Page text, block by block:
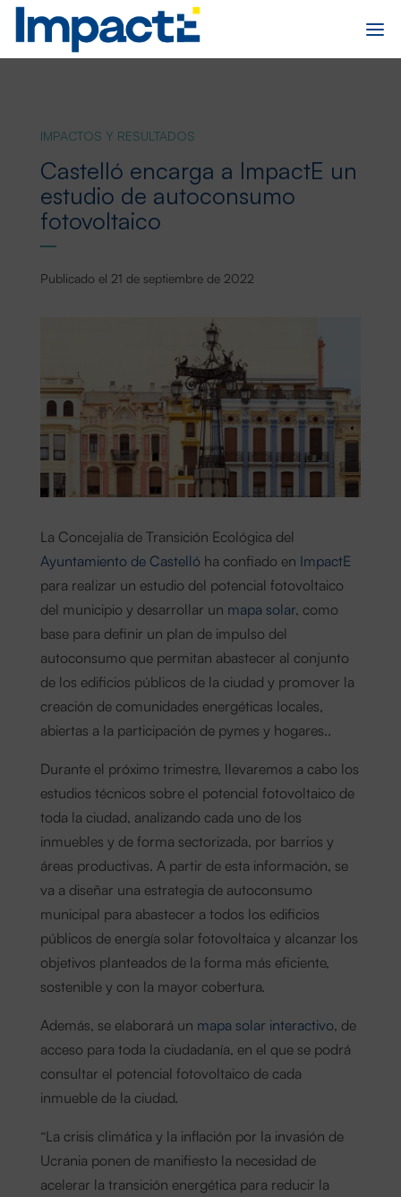
IMPACTOS Y RESULTADOS
Castelló encarga a ImpactE un
estudio de autoconsumo
fotovoltaico
Publicado el 21 de septiembre de 2022
La Concejalía de Transición Ecológica del
Ayuntamiento de Castellóha confiado en ImpactE
para realizar un estudio del potencial fotovoltaico
del municipio y desarrollar un mapa solar, como
base para definir un plan de impulso del
autoconsumo que permitan abastecer al conjunto
de los edificios públicos de la ciudad y promover la
creación de comunidades energéticas locales,
abiertas a la participación de pymes y hogares..
Durante el próximo trimestre, llevaremos a cabo los
estudios técnicos sobre el potencial fotovoltaico de
toda la ciudad, analizando cada uno de los
inmuebles y de forma sectorizada, por barrios y
áreas productivas. A partir de esta información, se
va a diseñar una estrategia de autoconsumo
municipal para abastecer a todos los edificios
públicos de energía solar fotovoltaica y alcanzar los
objetivos planteados de la forma más eficiente,
sostenible y con la mayor cobertura.
Además, se elaborará un mapa solar interactivo, de
acceso para toda la ciudadanía, en el que se podrá
consultar el potencial fotovoltaico de cada
inmueble de la ciudad.
“La crisis climática y la inflación por la invasión de
Ucrania ponen de manifiesto la necesidad de
acelerar la transición energética para reducir la